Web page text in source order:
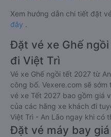
Xem hướng dẫn chi tiết đặt
đây .
Đặt vé xe Ghế
đi Việt Trì
Vé xe Ghế ngồi tết 2027 từ
công bố. Vexere.com sẽ
vé xe Tết 2027 bao gồm giá
của các hãng xe khách đi
Việt Trì - An Lão ngay khi có
Đặt vé máy bay